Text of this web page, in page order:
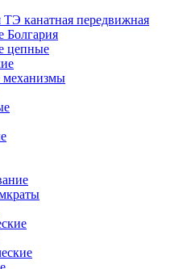
ТЭ канатная передвижная
Болгария
цепные